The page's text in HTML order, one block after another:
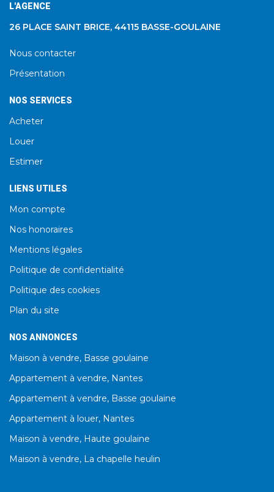
L'AGENCE
26 PLACE SAINT BRICE, 44115 BASSE-GOULAINE
Nous contacter
Présentation
NOS SERVICES
Acheter
Louer
Estimer
LIENS UTILES
Mon compte
Nos honoraires
Mentions légales
Politique de confidentialité
Politique des cookies
Plan du site
NOS ANNONCES
Maison à vendre, Basse goulaine
Appartement à vendre, Nantes
Appartement à vendre, Basse goulaine
Appartement à louer, Nantes
Maison à vendre, Haute goulaine
Maison à vendre, La chapelle heulin